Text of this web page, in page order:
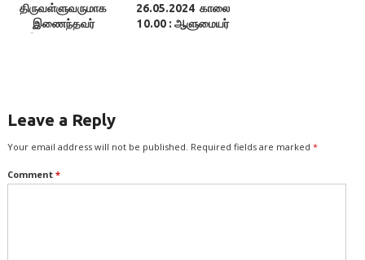
திருவள்ளுவருமாக
இணைந்தவர்
26.05.2024 காலை
10.00 : ஆளுமையர்
Leave a Reply
Your email address will not be published. Required fields are marked *
Comment *